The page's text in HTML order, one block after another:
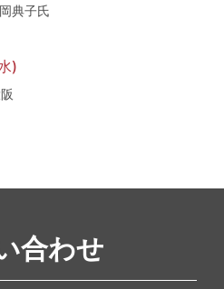
典子氏
)
合わせ